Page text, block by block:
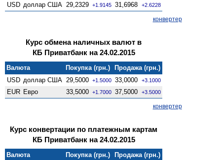
USD доллар США 29,2329 +1.9145 31,6968 +2.6228
конвертер
Курс обмена наличных валют в
КБ Приватбанк на 24.02.2015
Валюта Покупка (грн.)
Продажа (грн.)
USD доллар США 29,5000 +1.5000 33,0000 +3.1000
EUR Евро 33,5000 +1.7000 37,5000 +3.5000
конвертер
Курс конвертации по платежным картам
КБ Приватбанк на 24.02.2015
Валюта Покупка (грн.) Продажа (грн.)